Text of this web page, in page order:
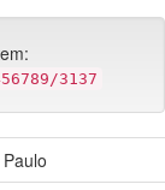
3137